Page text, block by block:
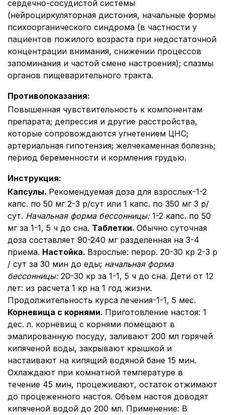
сердечно-сосудистой системы
(нейроциркуляторная дистония, начальные формы
психоорганического синдрома (в частности у
пациентов пожилого возраста при недостаточной
концентрации внимания, снижении процессов
запоминания и частой смене настроения); спазмы
органов пищеварительного тракта.
Противопоказания:
Повышенная чувствительность к компонентам
препарата; депрессия и другие расстройства,
которые сопровождаются угнетением ЦНС;
артериальная гипотензия; желчекаменная болезнь;
период беременности и кормления грудью.
Инструкция:
Капсулы. Рекомендуемая доза для взрослых-1-2
капс. по 50 мг 2-3 р/сут или 1 капс. по 350 мг 3 р/
сут. Начальная форма бессонницы: 1-2 капс. по 50
мг за 1-1, 5 ч до сна. Таблетки. Обычно суточная
доза составляет 90-240 мг разделенная на 3-4
приема. Настойка. Взрослые: перор. 20-30 кр 2-3 р
/ сут за 30 мин до еды; начальная форма
бессонницы: 20-30 кр за 1-1, 5 ч до сна. Дети от 12
лет: из расчета 1 кр на 1 год жизни.
Продолжительность курса лечения-1-1, 5 мес.
Корневища с корнями. Приготовление настоя: 1
дес. л. корневищ с корнями помещают в
эмалированную посуду, заливают 200 мл горячей
кипяченой воды, закрывают крышкой и
настаивают на кипящий водяной бане 15 мин.
Охлаждают при комнатной температуре в
течение 45 мин, процеживают, остаток отжимают
до процеженного настоя. Объем настоя доводят
кипяченой водой до 200 мл. Применение: В